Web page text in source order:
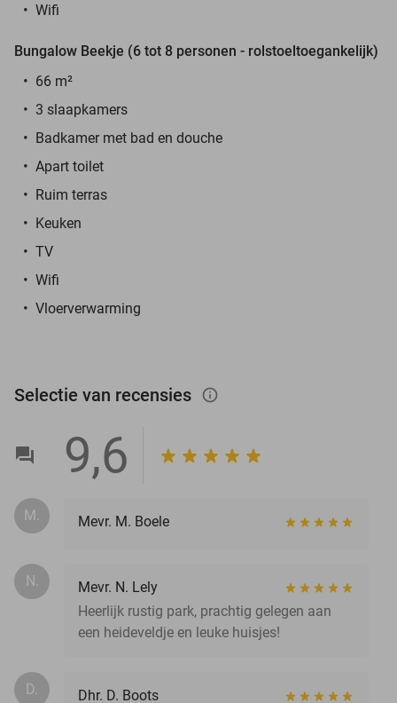
Wifi
Bungalow Beekje (6 tot 8 personen - rolstoeltoegankelijk)
66 m²
3 slaapkamers
Badkamer met bad en douche
Apart toilet
Ruim terras
Keuken
TV
Wifi
Vloerverwarming
Selectie van recensies info_outlined
9,6
M. Mevr. M. Boele
N.
Mevr. N. Lely
Heerlijk rustig park, prachtig gelegen aan
een heideveldje en leuke huisjes!
D. Dhr. D. Boots